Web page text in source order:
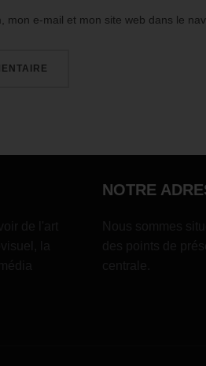
mon e-mail et mon site web dans le
NOTRE